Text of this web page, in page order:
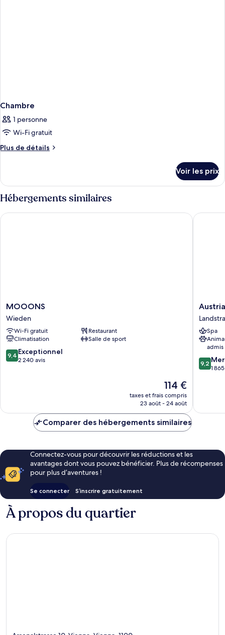
Chambre
1 personne
Wi-Fi gratuit
Plus de détails
Plus
le
type
de
Chambre
Voir les prix
Hébergements similaires
MOOONS
Wieden
MOOONS
Wieden
Wi-Fi gratuit
Restaurant
Climatisation
Salle de sport
9.4
sur
9,4 Exceptionnel
2 240 avis
Le
nouveau
prix
de
114 €
taxes et frais compris
23 août - 24 août
MOOONS
Austria
Trend
Hotel
Savoyen
Vienna
Spa
admis
9.2
sur
9,2
1
Austria
Comparer des hébergements similaires
Connectez-vous pour découvrir les réductions et les
avantages dont vous pouvez bénéficier. Plus de récompenses
pour plus d’aventures !
Se connecter S’inscrire gratuitement
À propos du quartier